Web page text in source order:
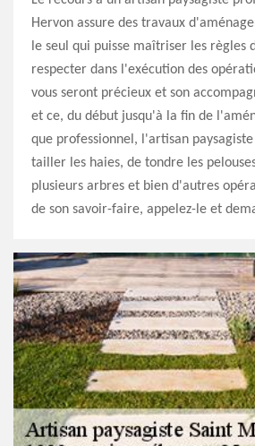
Hervon assure des travaux
le seul qui puisse maîtriser les règles
respecter dans l'exécution des
vous seront précieux et son
et ce, du début jusqu'à la fin de
que professionnel, l'artisan
tailler les haies, de tondre les
plusieurs arbres et bien d'autres
de son savoir-faire, appelez-le et